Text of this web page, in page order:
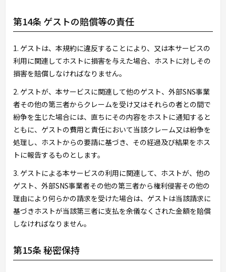
第14条 ゲストの賠償等の責任
1. ゲストは、本規約に違反することにより、又は本サービスの
利用に関連してホストに損害を与えた場合、ホストに対しその
損害を賠償しなければなりません。
2. ゲストが、本サービスに関連して他のゲスト、外部SNS事業
者その他の第三者からクレームを受け又はそれらの者との間で
紛争を生じた場合には、直ちにその内容をホストに通知すると
ともに、ゲストの費用と責任において当該クレーム又は紛争を
処理し、ホストからの要請に基づき、その経過及び結果をホス
トに報告するものとします。
3. ゲストによる本サービスの利用に関連して、ホストが、他の
ゲスト、外部SNS事業者その他の第三者から権利侵害その他の
理由により何らかの請求を受けた場合は、ゲストは当該請求に
基づきホストが当該第三者に支払を余儀なくされた金額を賠償
しなければなりません。
第15条 秘密保持